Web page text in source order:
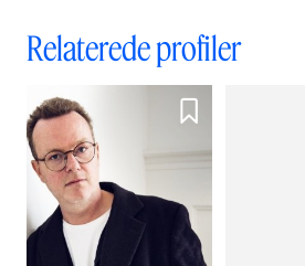
Relaterede profiler
